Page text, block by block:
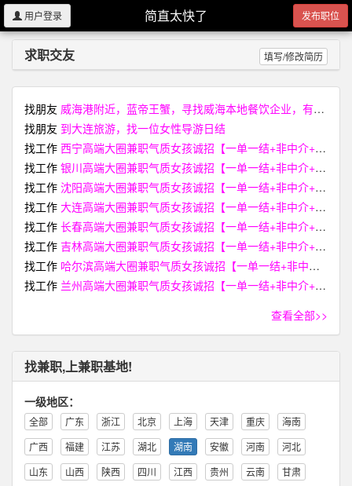
简直太快了
用户登录 发布职位
求职交友 填写/修改简历
找朋友 威海港附近，蓝帝王蟹，寻找威海本地餐饮企业，有活性稍弱价格较低的蟹，欢迎联系
找朋友 到大连旅游，找一位女性导游日结
找工作 西宁高端大圈兼职气质女孩诚招【一单一结+非中介+无费用】【I34-3394-668O薇 電同号】
找工作 银川高端大圈兼职气质女孩诚招【一单一结+非中介+无费用】【I34-3394-668O薇 電同号】
找工作 沈阳高端大圈兼职气质女孩诚招【一单一结+非中介+无费用】【I34-3394-668O薇 電同号】
找工作 大连高端大圈兼职气质女孩诚招【一单一结+非中介+无费用】【I34-3394-668O薇 電同号】
找工作 长春高端大圈兼职气质女孩诚招【一单一结+非中介+无费用】【I34-3394-668O薇 電同号】
找工作 吉林高端大圈兼职气质女孩诚招【一单一结+非中介+无费用】【I34-3394-668O薇 電同号】
找工作 哈尔滨高端大圈兼职气质女孩诚招【一单一结+非中介+无费用】【I34-3394-668O薇 電同号】
找工作 兰州高端大圈兼职气质女孩诚招【一单一结+非中介+无费用】【I34-3394-668O薇 電同号】
查看全部>>
找兼职,上兼职基地!
一级地区：
全部 广东 浙江 北京 上海 天津 重庆
海南
广西
福建 江苏 湖北 湖南 安徽 河南
河北
山东
山西 陕西 四川 江西 贵州 云南
甘肃